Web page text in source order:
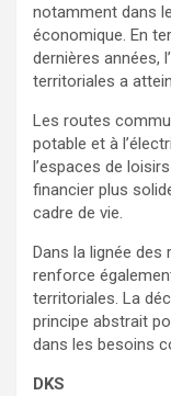
notamment dans
économique. En
dernières années,
territoriales a
Les routes
potable et à
l’espaces de
financier plus
cadre de vie.
Dans la lignée
renforce
territoriales. La
principe abstrait
dans les besoins
DKS